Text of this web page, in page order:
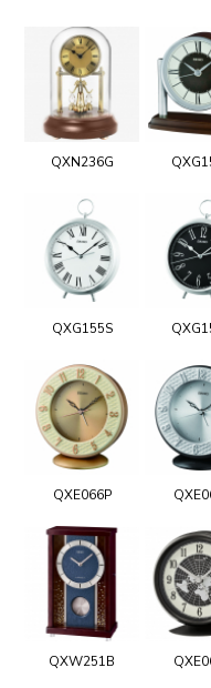
QXN236G
QXG155S
QXE066P
QXW251B